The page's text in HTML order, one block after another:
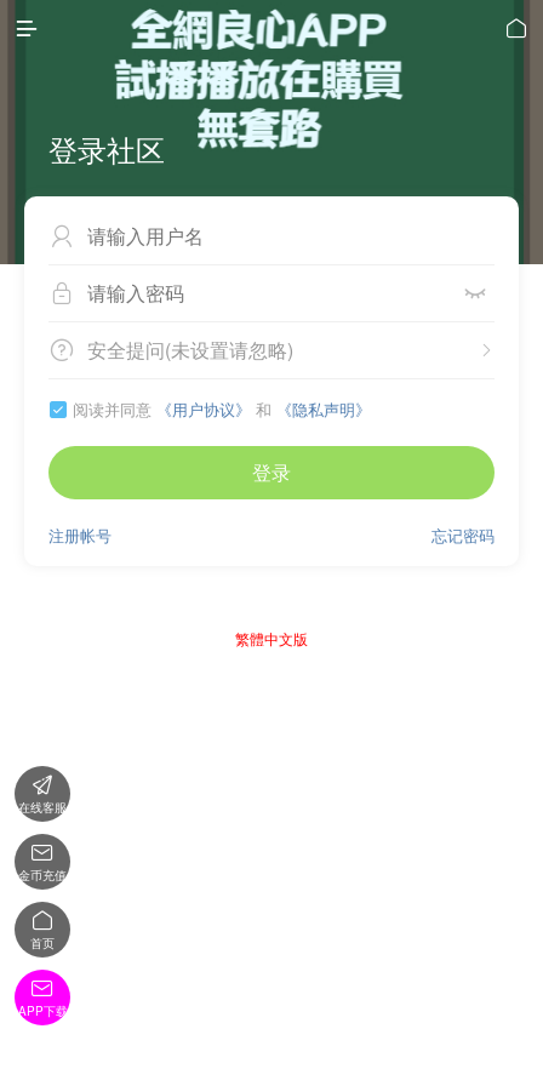
 
登录社区

 
 
安全提问(未设置请忽略)
 阅读并同意 《用户协议》 和 《隐私声明》
登录
忘记密码
注册帐号
繁體中文版

在线客服

金币充值

首页

APP下载